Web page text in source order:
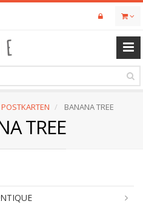
POSTKARTEN BANANA TREE
TREE